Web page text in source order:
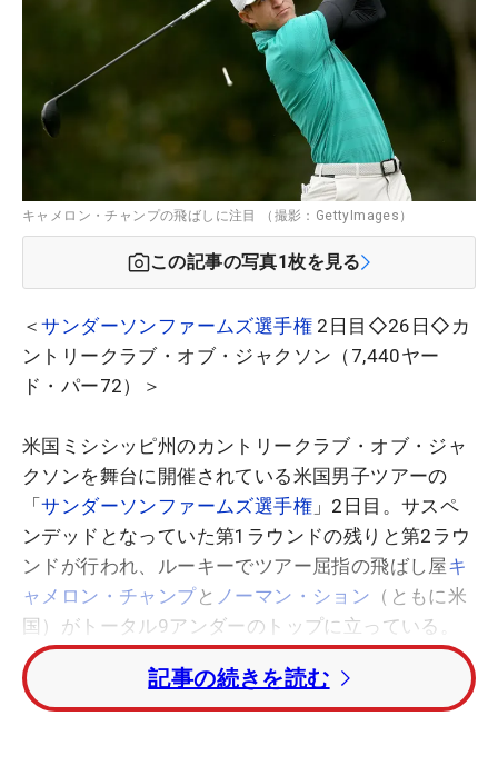
キャメロン・チャンプの飛ばしに注目 （撮影：GettyImages）
この記事の写真1枚を見る
＜サンダーソンファームズ選手権 2日目◇26日◇カ
ントリークラブ・オブ・ジャクソン（7,440ヤー
ド・パー72）＞
米国ミシシッピ州のカントリークラブ・オブ・ジャ
クソンを舞台に開催されている米国男子ツアーの
「サンダーソンファームズ選手権 」2日目。サスペ
ンデッドとなっていた第1ラウンドの残りと第2ラウ
ンドが行われ、ルーキーでツアー屈指の飛ばし屋キ
ャメロン・チャンプと ノーマン・ション （ともに米
国）がトータル9アンダーのトップに立っている。
【動画】松山英樹出場 中国決戦の2日目ハイライ
ト
記事の続きを読む